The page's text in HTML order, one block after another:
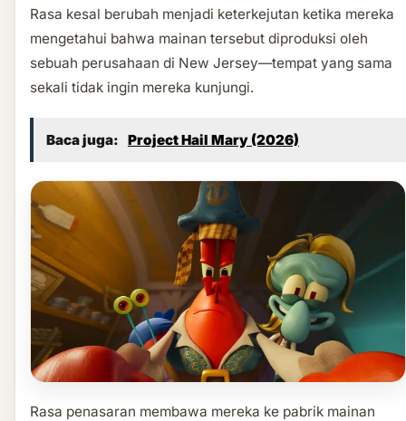
Rasa kesal berubah menjadi keterkejutan ketika mereka
mengetahui bahwa mainan tersebut diproduksi oleh
sebuah perusahaan di New Jersey—tempat yang sama
sekali tidak ingin mereka kunjungi.
Baca juga: Project Hail Mary (2026)
Rasa penasaran membawa mereka ke pabrik mainan